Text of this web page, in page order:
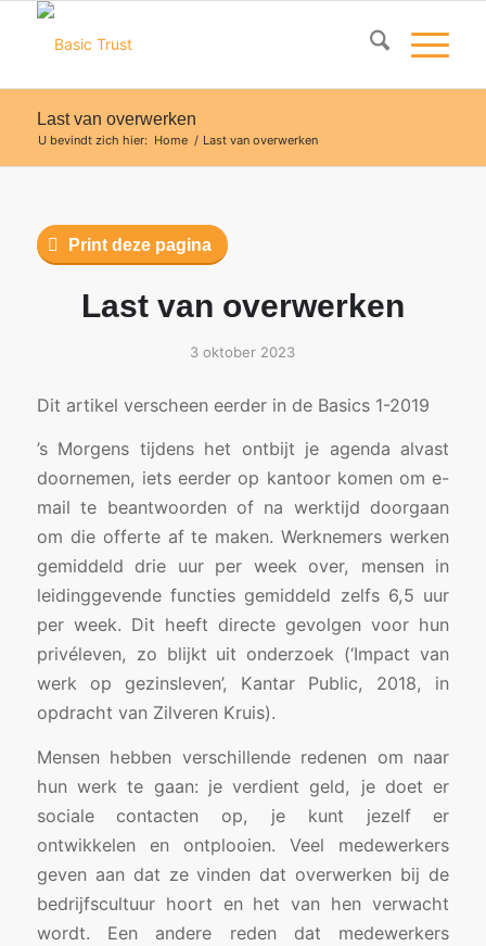
Last van overwerken
U bevindt zich hier: Home / Last van overwerken
Print deze pagina
Last van overwerken
3 oktober 2023
Dit artikel verscheen eerder in de Basics 1-2019
’s Morgens tijdens het ontbijt je agenda alvast
doornemen, iets eerder op kantoor komen om e-
mail te beantwoorden of na werktijd doorgaan
om die offerte af te maken. Werknemers werken
gemiddeld drie uur per week over, mensen in
leidinggevende functies gemiddeld zelfs 6,5 uur
per week. Dit heeft directe gevolgen voor hun
privéleven, zo blijkt uit onderzoek (‘Impact van
werk op gezinsleven’, Kantar Public, 2018, in
opdracht van Zilveren Kruis).
Mensen hebben verschillende redenen om naar
hun werk te gaan: je verdient geld, je doet er
sociale contacten op, je kunt jezelf er
ontwikkelen en ontplooien. Veel medewerkers
geven aan dat ze vinden dat overwerken bij de
bedrijfscultuur hoort en het van hen verwacht
wordt. Een andere reden dat medewerkers